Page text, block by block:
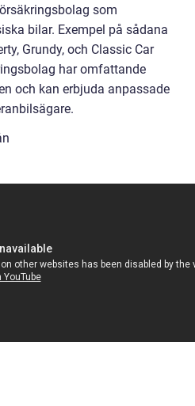
som
bilar. Exempel på sådana
Grundy, och Classic Car
har omfattande
och kan erbjuda anpassade